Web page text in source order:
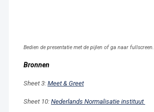
Bedien de presentatie met de pijlen of ga naar fullscreen.
Bronnen
Sheet 3: Meet & Greet
Sheet 10: Nederlands Normalisatie instituut